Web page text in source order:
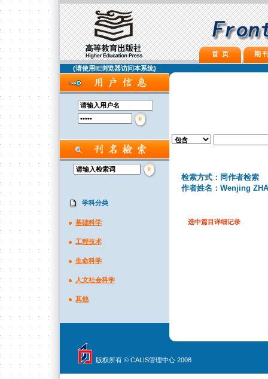
首 页 期
(请使用IE浏览器访问本系统)
学科分类
基础科学
工程技术
生命科学
人文社会科学
其他
检索方式：同作者检索
作者姓名：Wenjing
选中篇目详细记录
版权所有 © CALIS管理中心 2008